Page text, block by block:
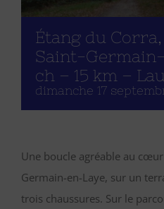
Étang du
Saint-
ch – 15 km –
dimanche 17
Une boucle agréable au
Germain-en-Laye, sur un
trois chaussures. Sur le